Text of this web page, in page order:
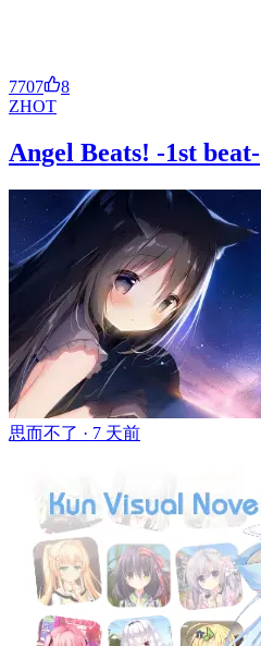
7707
8
ZHOT
Angel Beats! -1st beat-
思而不了 · 7 天前